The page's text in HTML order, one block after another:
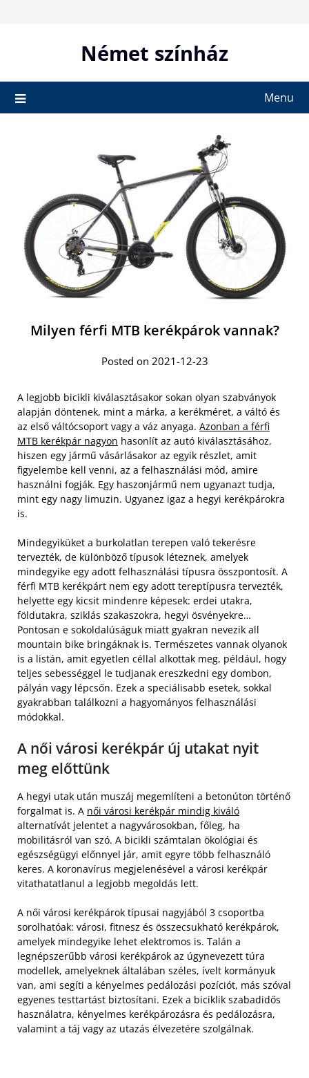
Német színház
Menu
Milyen férfi MTB kerékpárok vannak?
Posted on 2021-12-23
A legjobb bicikli kiválasztásakor sokan olyan szabványok
alapján döntenek, mint a márka, a kerékméret, a váltó és
az első váltócsoport vagy a váz anyaga. Azonban a férfi
MTB kerékpár nagyon hasonlít az autó kiválasztásához,
hiszen egy jármű vásárlásakor az egyik részlet, amit
figyelembe kell venni, az a felhasználási mód, amire
használni fogják. Egy haszonjármű nem ugyanazt tudja,
mint egy nagy limuzin. Ugyanez igaz a hegyi kerékpárokra
is.
Mindegyiküket a burkolatlan terepen való tekerésre
tervezték, de különböző típusok léteznek, amelyek
mindegyike egy adott felhasználási típusra összpontosít. A
férfi MTB kerékpárt nem egy adott tereptípusra tervezték,
helyette egy kicsit mindenre képesek: erdei utakra,
földutakra, sziklás szakaszokra, hegyi ösvényekre…
Pontosan e sokoldalúságuk miatt gyakran nevezik all
mountain bike bringáknak is. Természetes vannak olyanok
is a listán, amit egyetlen céllal alkottak meg, például, hogy
teljes sebességgel le tudjanak ereszkedni egy dombon,
pályán vagy lépcsőn. Ezek a speciálisabb esetek, sokkal
gyakrabban találkozni a hagyományos felhasználási
módokkal.
A női városi kerékpár új utakat nyit
meg előttünk
A hegyi utak után muszáj megemlíteni a betonúton történő
forgalmat is. A női városi kerékpár mindig kiváló
alternatívát jelentet a nagyvárosokban, főleg, ha
mobilitásról van szó. A bicikli számtalan ökológiai és
egészségügyi előnnyel jár, amit egyre több felhasználó
keres. A koronavírus megjelenésével a városi kerékpár
vitathatatlanul a legjobb megoldás lett.
A női városi kerékpárok típusai nagyjából 3 csoportba
sorolhatóak: városi, fitnesz és összecsukható kerékpárok,
amelyek mindegyike lehet elektromos is. Talán a
legnépszerűbb városi kerékpárok az úgynevezett túra
modellek, amelyeknek általában széles, ívelt kormányuk
van, ami segíti a kényelmes pedálozási pozíciót, más szóval
egyenes testtartást biztosítani. Ezek a biciklik szabadidős
használatra, kényelmes kerékpározásra és pedálozásra,
valamint a táj vagy az utazás élvezetére szolgálnak.